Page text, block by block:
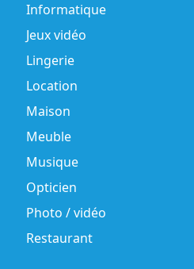
Informatique
Jeux vidéo
Lingerie
Location
Maison
Meuble
Musique
Opticien
Photo / vidéo
Restaurant